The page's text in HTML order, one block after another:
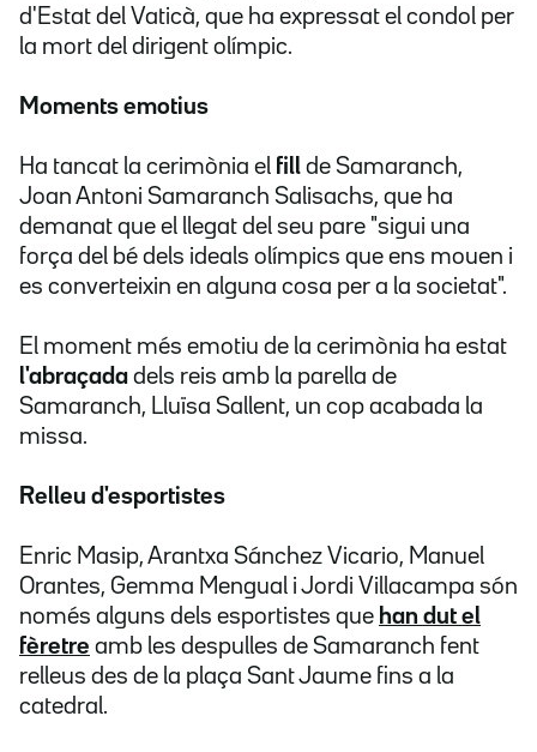
d'Estat del Vaticà, que ha expressat el condol per
la mort del dirigent olímpic.
Moments emotius
Ha tancat la cerimònia el fill de Samaranch,
Joan Antoni Samaranch Salisachs, que ha
demanat que el llegat del seu pare "sigui una
força del bé dels ideals olímpics que ens mouen i
es converteixin en alguna cosa per a la societat".
El moment més emotiu de la cerimònia ha estat
l'abraçada dels reis amb la parella de
Samaranch, Lluïsa Sallent, un cop acabada la
missa.
Relleu d'esportistes
Enric Masip, Arantxa Sánchez Vicario, Manuel
Orantes, Gemma Mengual i Jordi Villacampa són
només alguns dels esportistes que han dut el
fèretre amb les despulles de Samaranch fent
relleus des de la plaça Sant Jaume fins a la
catedral.